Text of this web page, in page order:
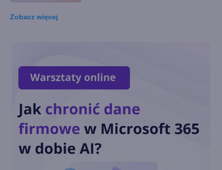
Windows 11 staje się
platformą dla AI i agentów.
Nowości na Ignite 2025
Zobacz więcej